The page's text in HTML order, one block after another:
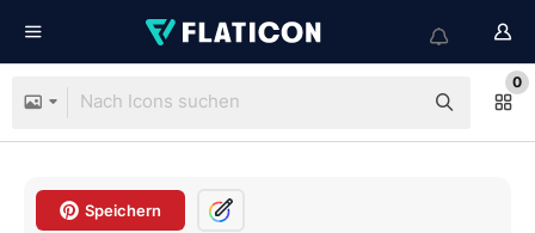
0
Speichern